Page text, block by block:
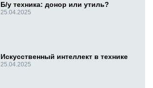
Б/у техника: донор или утиль?
25.04.2025
Искусственный интеллект в технике
25.04.2025